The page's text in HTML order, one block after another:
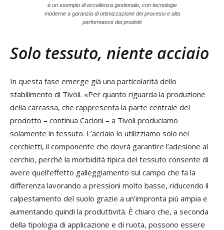
è un esempio di eccellenza gestionale, con tecnologie
moderne a garanzia di ottimizzazione dei processi e alta
performance dei prodotti
Solo tessuto, niente acciaio
In questa fase emerge già una particolarità dello
stabilimento di Tivoli. «Per quanto riguarda la produzione
della carcassa, che rappresenta la parte centrale del
prodotto – continua Cacioni – a Tivoli produciamo
solamente in tessuto. L’acciaio lo utilizziamo solo nei
cerchietti, il componente che dovrà garantire l’adesione al
cerchio, perché la morbidità tipica del tessuto consente di
avere quell’effetto galleggiamento sul campo che fa la
differenza lavorando a pressioni molto basse, riducendo il
calpestamento del suolo grazie a un’impronta più ampia e
aumentando quindi la produttività. È chiaro che, a seconda
della tipologia di applicazione e di ruota, possono essere